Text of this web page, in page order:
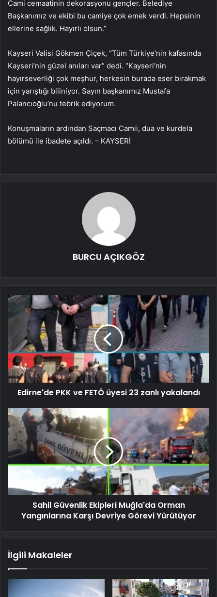
Cami cemaatinin dekorasyonu gençler. Belediye
Başkanımız ve ekibi bu camiye çok emek verdi. Hepsinin
ellerine sağlık. Hayırlı olsun.”
Kayseri Valisi Gökmen Çiçek, “Tüm Türkiye’nin kafasında
Kayseri’nin güzel anıları var” dedi. “Kayseri’nin
hayırseverliği çok meşhur, herkesin burada eser bırakmak
için yarıştığı biliniyor. Sayın başkanımız Mustafa
Palancıoğlu’nu tebrik ediyorum.
Konuşmaların ardından Saçmacı Camii, dua ve kurdela
bölümü ile ibadete açıldı. – KAYSERİ
BURCU AÇIKGÖZ
Edirne'de PKK ve FETÖ üyesi 23 zanlı yakalandı
Sahil Güvenlik Ekipleri Muğla'da Orman
Yangınlarına Karşı Devriye Görevi Yürütüyor
İlgili Makaleler